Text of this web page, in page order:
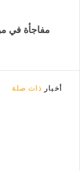
مفاجأة في
أخبار ذات صلة